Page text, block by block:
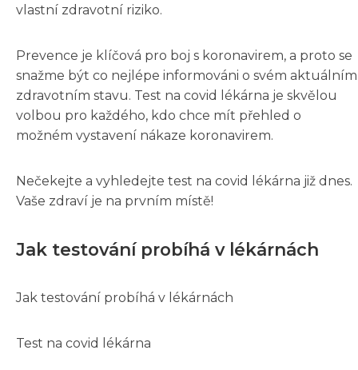
vlastní zdravotní riziko.
Prevence je klíčová pro boj s koronavirem, a proto se
snažme být co nejlépe informováni o svém aktuálním
zdravotním stavu. Test na covid lékárna je skvělou
volbou pro každého, kdo chce mít přehled o
možném vystavení nákaze koronavirem.
Nečekejte a vyhledejte test na covid lékárna již dnes.
Vaše zdraví je na prvním místě!
Jak testování probíhá v lékárnách
Jak testování probíhá v lékárnách
Test na covid lékárna